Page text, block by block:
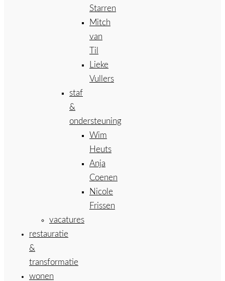
Starren
Mitch
van
Til
Lieke
Vullers
staf
&
ondersteuning
Wim
Heuts
Anja
Coenen
Nicole
Frissen
vacatures
restauratie
&
transformatie
wonen